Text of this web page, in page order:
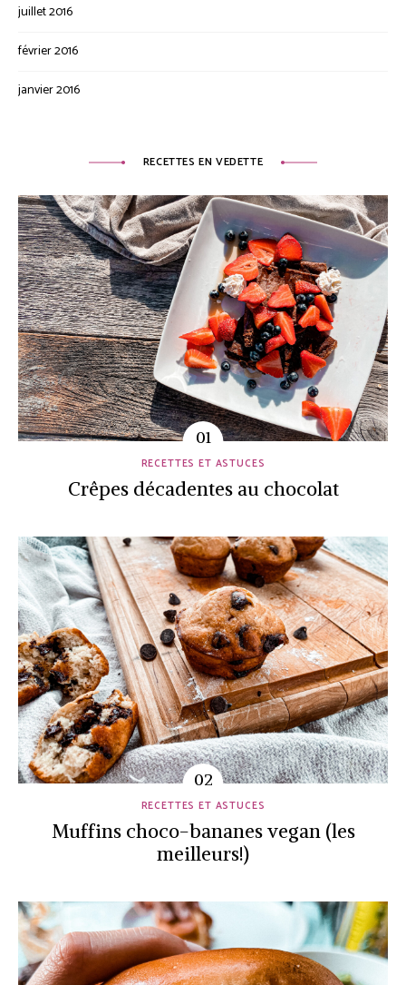
juillet 2016
février 2016
janvier 2016
RECETTES EN VEDETTE
RECETTES ET ASTUCES
Crêpes décadentes au chocolat
RECETTES ET ASTUCES
Muffins choco-bananes vegan (les
meilleurs!)